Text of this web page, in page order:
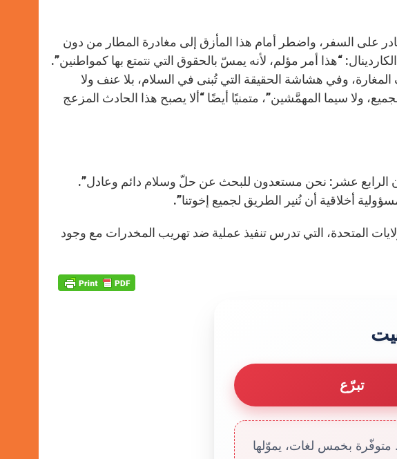
على السفر، واضطر أمام هذا المأزق إلى مغادرة المطار من دون
“هذا أمر مؤلم، لأنه يمسّ بالحقوق التي نتمتع بها كمواطنين”.
وفي هشاشة الحقيقة التي تُبنى في السلام، بلا عنف ولا
ولا سيما المهمَّشين”، متمنيًا أيضًا “ألا يصبح هذا الحادث المزعج
الرابع عشر: نحن مستعدون للبحث عن حلّ وسلام دائم وعادل”.
أخلاقية أن نُنير الطريق لجميع إخوتنا”.
المتحدة، التي تدرس تنفيذ عملية ضد تهريب المخدرات مع وجود
تبرّع
متوفّرة بخمس لغات، يموّلها